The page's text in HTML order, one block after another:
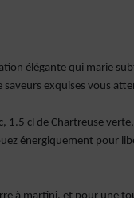
élégante qui marie
exquises vous
1.5 cl de Chartreuse
énergiquement pour